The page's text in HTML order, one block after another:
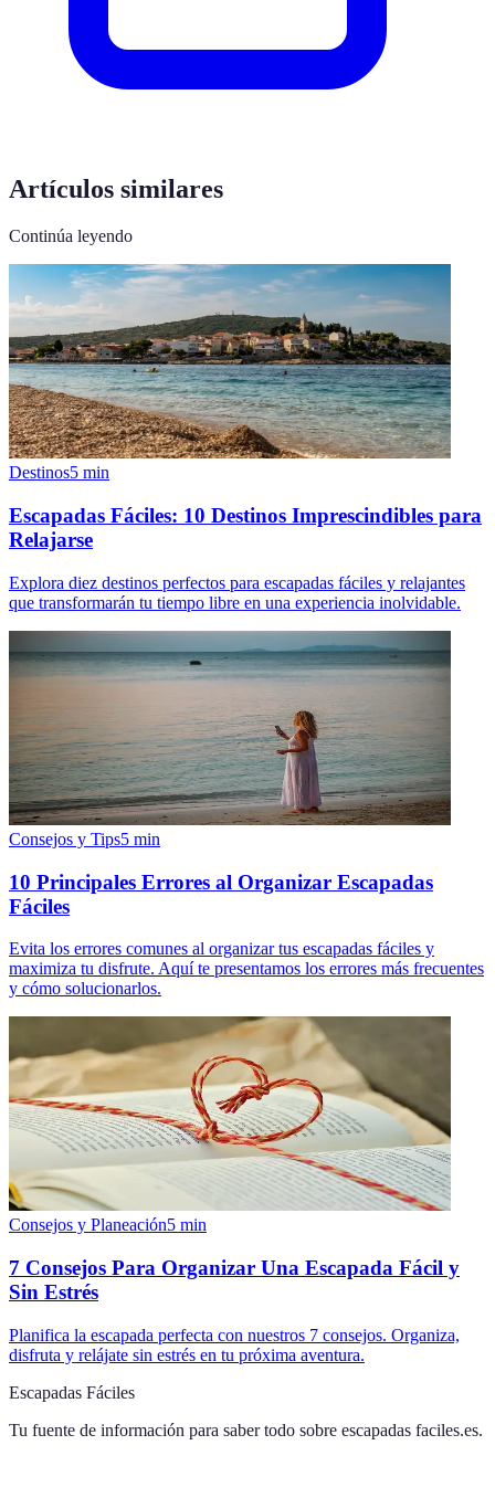
Artículos similares
Continúa leyendo
Destinos5 min
Escapadas Fáciles: 10 Destinos Imprescindibles para
Relajarse
Explora diez destinos perfectos para escapadas fáciles y relajantes
que transformarán tu tiempo libre en una experiencia inolvidable.
Consejos y Tips5 min
10 Principales Errores al Organizar Escapadas
Fáciles
Evita los errores comunes al organizar tus escapadas fáciles y
maximiza tu disfrute. Aquí te presentamos los errores más frecuentes
y cómo solucionarlos.
Consejos y Planeación5 min
7 Consejos Para Organizar Una Escapada Fácil y
Sin Estrés
Planifica la escapada perfecta con nuestros 7 consejos. Organiza,
disfruta y relájate sin estrés en tu próxima aventura.
Escapadas Fáciles
Tu fuente de información para saber todo sobre escapadas faciles.es.